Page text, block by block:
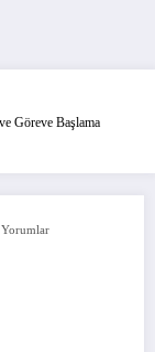
Göreve Başlama